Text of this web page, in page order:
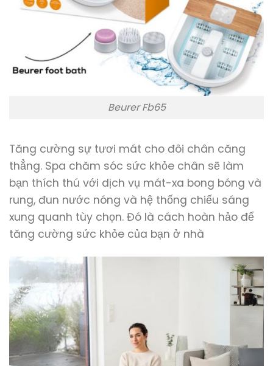
Beurer Fb65
Tăng cường sự tươi mát cho đôi chân căng
thẳng. Spa chăm sóc sức khỏe chân sẽ làm
bạn thích thú với dịch vụ mát-xa bong bóng và
rung, đun nước nóng và hệ thống chiếu sáng
xung quanh tùy chọn. Đó là cách hoàn hảo để
tăng cường sức khỏe của bạn ở nhà